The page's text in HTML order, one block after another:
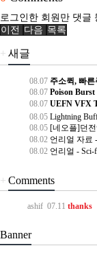
로그인한 회원만 댓글
이전 다음 목록
+ 새글
08.07 주소퀵, 빠
08.07 Poison
08.07 UEFN VFX
08.05 Lightning
08.05 [네오플]던
08.02 언리얼 자료
08.02 언리얼 -
+ Comments
ashif 07.11 thanks
Banner